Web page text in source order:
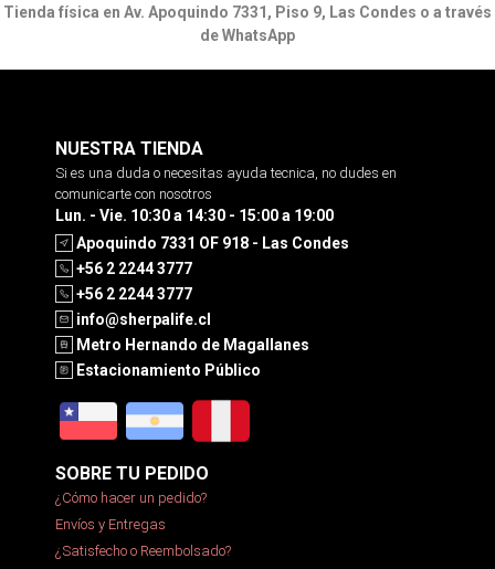
Tienda física en Av. Apoquindo 7331, Piso 9, Las Condes o a través
de WhatsApp
NUESTRA TIENDA
Si es una duda o necesitas ayuda tecnica, no dudes en
comunicarte con nosotros
Lun. - Vie. 10:30 a 14:30 - 15:00 a 19:00
Apoquindo 7331 OF 918 - Las Condes
+56 2 2244 3777
+56 2 2244 3777
info@sherpalife.cl
Metro Hernando de Magallanes
Estacionamiento Público
SOBRE TU PEDIDO
¿Cómo hacer un pedido?
Envíos y Entregas
¿Satisfecho o Reembolsado?